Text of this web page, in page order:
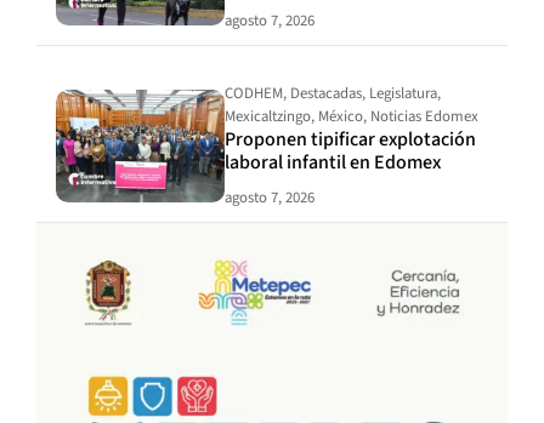
agosto 7, 2026
CODHEM, Destacadas, Legislatura,
Mexicaltzingo, México, Noticias Edomex
Proponen tipificar explotación
laboral infantil en Edomex
agosto 7, 2026